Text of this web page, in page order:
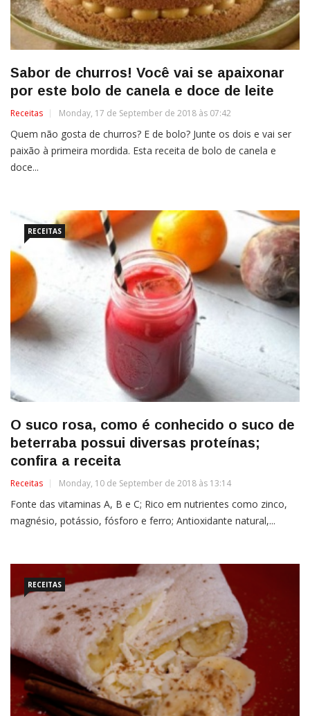
Sabor de churros! Você vai se apaixonar
por este bolo de canela e doce de leite
Receitas Monday, 17 de September de 2018 às 07:42
Quem não gosta de churros? E de bolo? Junte os dois e vai ser
paixão à primeira mordida. Esta receita de bolo de canela e
doce...
RECEITAS
O suco rosa, como é conhecido o suco de
beterraba possui diversas proteínas;
confira a receita
Receitas Monday, 10 de September de 2018 às 13:14
Fonte das vitaminas A, B e C; Rico em nutrientes como zinco,
magnésio, potássio, fósforo e ferro; Antioxidante natural,...
RECEITAS